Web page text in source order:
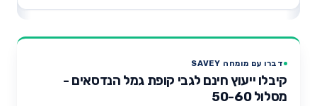
דברו עם מומחה SAVEY
קיבלו ייעוץ חינם לגבי קופת גמל הנדסאים -
מסלול 50-60